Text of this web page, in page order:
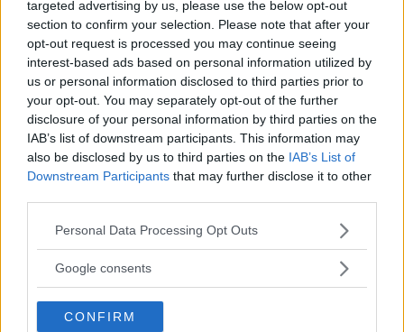
targeted advertising by us, please use the below opt-out
section to confirm your selection. Please note that after your
opt-out request is processed you may continue seeing
interest-based ads based on personal information utilized by
us or personal information disclosed to third parties prior to
your opt-out. You may separately opt-out of the further
disclosure of your personal information by third parties on the
IAB’s list of downstream participants. This information may
also be disclosed by us to third parties on the IAB’s List of
Downstream Participants that may further disclose it to other
Please note that this website/app uses one or more Google
not limited to your visit or usage behaviour. You may click to
use your data for below specified purposes in below Google
consent section.
Personal Data Processing Opt Outs
Google consents
CONFIRM
Corsi di Lingua per bambini
Laboratori creativi per bambini
Asili Nido